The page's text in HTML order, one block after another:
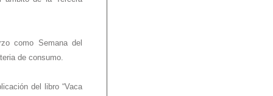
como Semana del
de consumo.
del libro “Vaca